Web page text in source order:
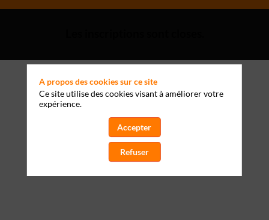
A propos des cookies sur ce site
Ce site utilise des cookies visant à améliorer votre
expérience.
Accepter
Refuser